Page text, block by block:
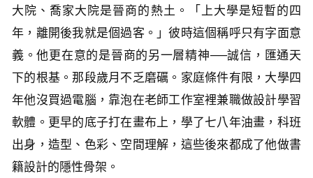
大院、喬家大院是晉商的熱土。「上大學是短暫的四
年，離開後我就是個過客。」彼時這個稱呼只有字面意
義。他更在意的是晉商的另一層精神──誠信，匯通天
下的根基。那段歲月不乏磨礪。家庭條件有限，大學四
年他沒買過電腦，靠泡在老師工作室裡兼職做設計學習
軟體。更早的底子打在畫布上，學了七八年油畫，科班
出身，造型、色彩、空間理解，這些後來都成了他做書
籍設計的隱性骨架。